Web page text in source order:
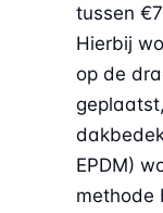
tussen
Hierbij
op de
EPDM)
methode